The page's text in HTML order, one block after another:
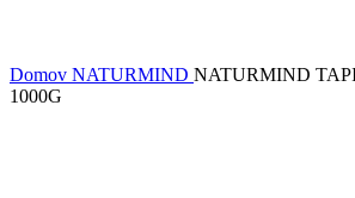
Domov NATURMIND NATURMIND
1000G